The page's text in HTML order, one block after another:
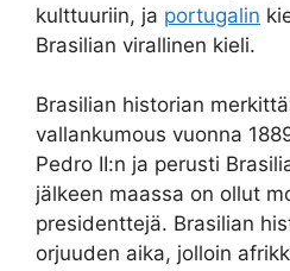
kulttuuriin, ja portugalin
Brasilian virallinen kieli.
Brasilian historian
vallankumous vuonna
Pedro II:n ja perusti
jälkeen maassa on ollut
presidenttejä. Brasilian
orjuuden aika, jolloin